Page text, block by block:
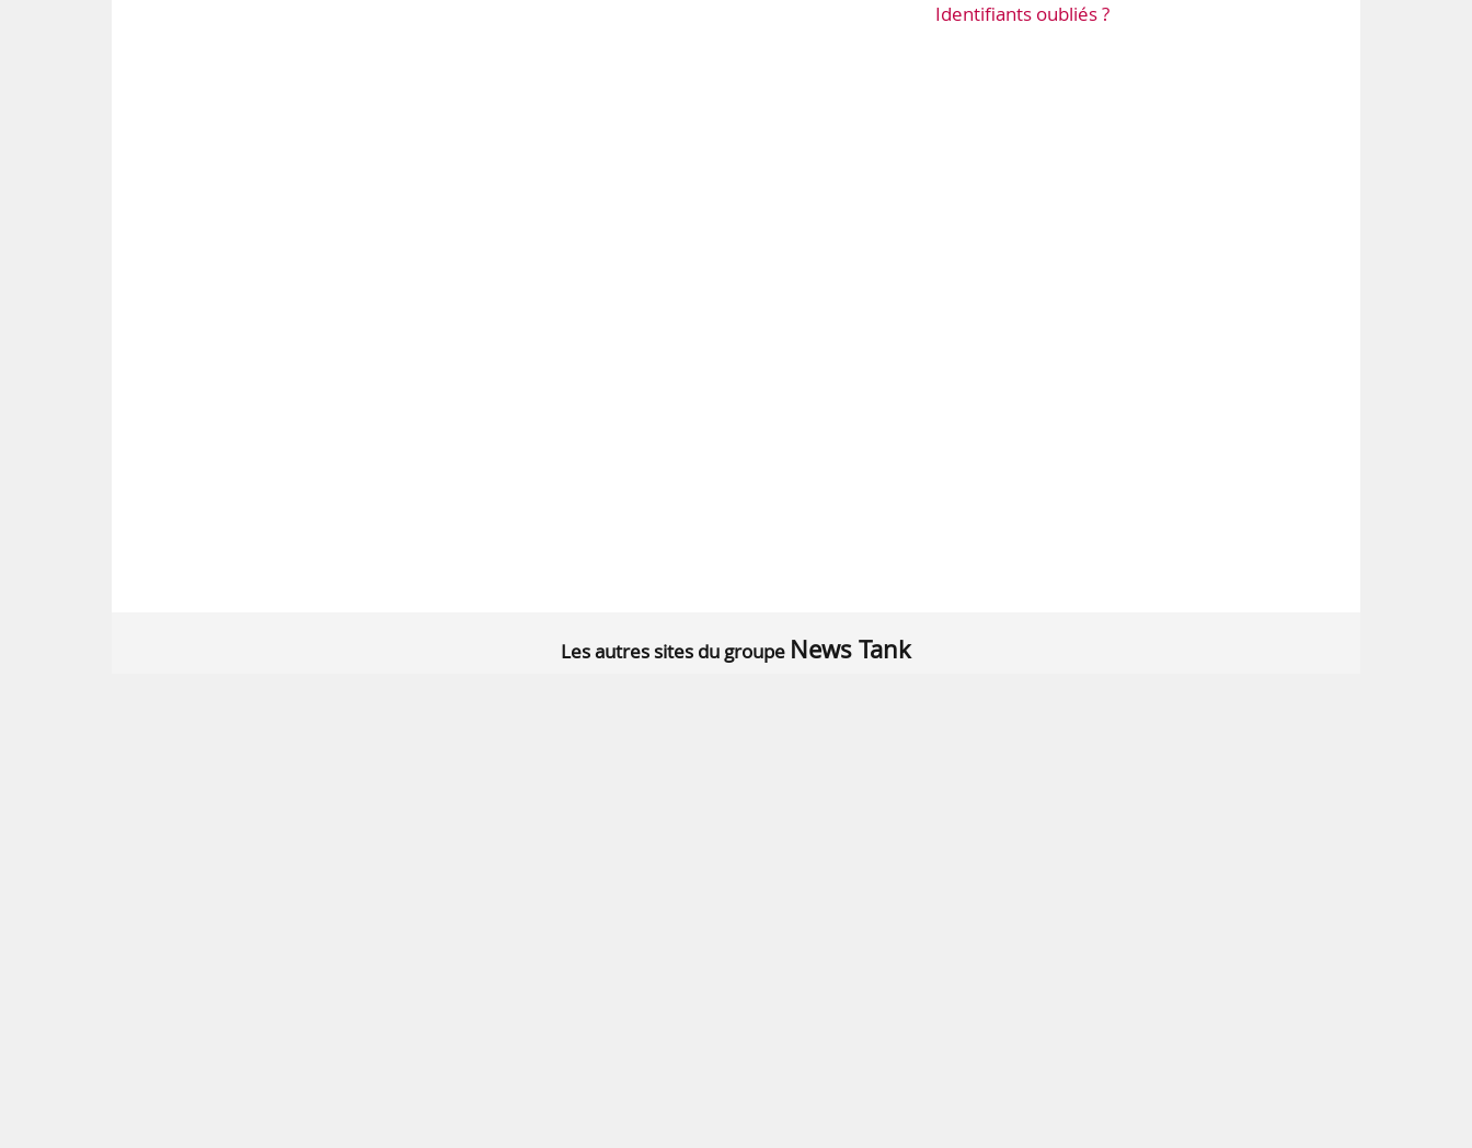
Identifiants oubliés ?
Les autres sites du groupe News Tank